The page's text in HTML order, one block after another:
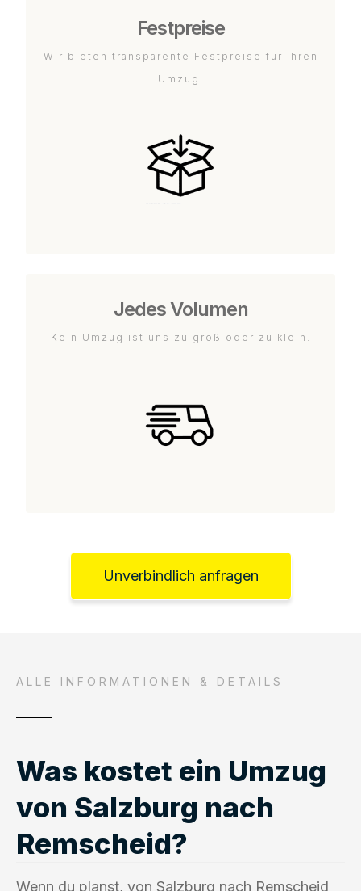
Festpreise
Wir bieten transparente Festpreise für Ihren
Umzug.
Jedes Volumen
Kein Umzug ist uns zu groß oder zu klein.
Unverbindlich anfragen
ALLE INFORMATIONEN & DETAILS
Was kostet ein Umzug
von Salzburg nach
Remscheid?
Wenn du planst, von Salzburg nach Remscheid